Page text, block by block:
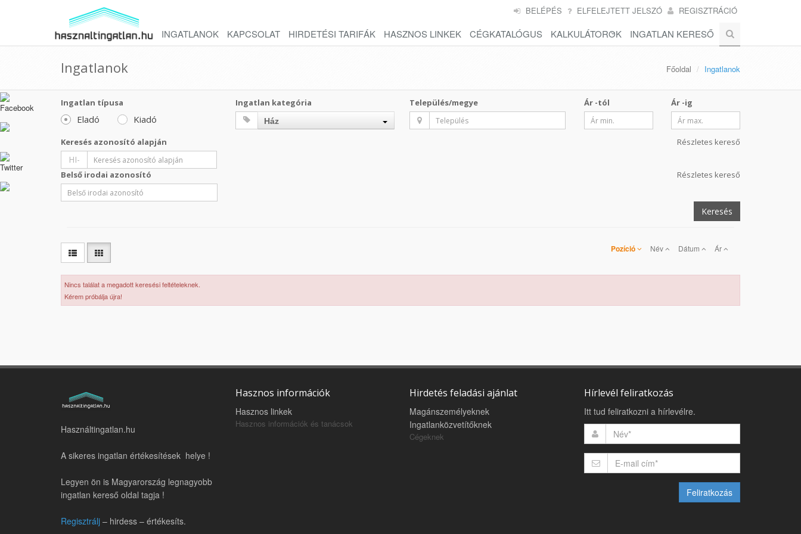
BELÉPÉS ELFELEJTETT JELSZÓ REGISZTRÁCIÓ
INGATLANOK KAPCSOLAT HIRDETÉSI TARIFÁK HASZNOS LINKEK CÉGKATALÓGUS KALKULÁTOROK INGATLAN KERESŐ
Ingatlanok Főoldal Ingatlanok
Ingatlan típusa
Eladó Kiadó
Ingatlan kategória
Ház
Település/megye Ár -tól Ár -ig
Keresés azonosító alapján
HI-
Részletes kereső
Belső irodai azonosító Részletes kereső
Keresés
Pozíció Név Dátum Ár
Nincs találat a megadott keresési feltételeknek.
Kérem próbálja újra!
Használtingatlan.hu
A sikeres ingatlan értékesítések helye !
Legyen ön is Magyarország legnagyobb
ingatlan kereső oldal tagja !
Regisztrálj – hirdess – értékesíts.
Hasznos információk
Hasznos linkek
Hasznos információk és tanácsok
Hirdetés feladási ajánlat
Magánszemélyeknek
Ingatlanközvetítőknek
Cégeknek
Hírlevél feliratkozás
Itt tud feliratkozni a hírlevélre.
Feliratkozás